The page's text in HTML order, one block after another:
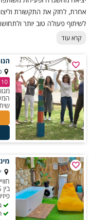
ומטרת המפגש. לקבוצות
צוות ופתרון משימות, בעוד
וסדנאות יצירתיות המעודדות
הופכת משמעותית ומהנה יותר.
גילאים מתאימים:
ילדים: מגיל 8 ומעלה (בהתאם לסוג הפעילות)
בני נוער: 12–18
סטודנטים וחיילים: 18+
עובדים וצוותים בארגונים: 21+
משפחות וקבוצות רב-גילאיות:
מתאים במיוחד עבור:
✔ ימי גיבוש לעובדים
✔ אירועי חברה וערבי צוות
✔ קבוצות נוער ותנועות נוער
✔ משפחות וקבוצות חברים
✔ מסיבות פרטיות וימי הולדת
✔ ימי כיף לוועדי עובדים וארגונים
אחרת, לחזק את התקשורת
לשיתוף פעולה טוב יותר
גיבוש לעובדים הן פתרון
חווייתיות, יצירתיות ומגבשות
קרא עוד
10